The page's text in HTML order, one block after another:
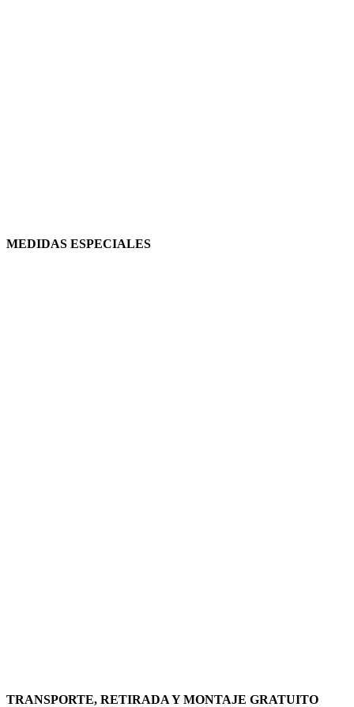
MEDIDAS ESPECIALES
TRANSPORTE, RETIRADA Y MONTAJE GRATUITO